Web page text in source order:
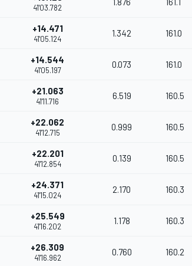
41'03.782
+14.471
41'05.124
1.342 161.0
+14.544
41'05.197
0.073 161.0
+21.063
41'11.716
6.519 160.5
+22.062
41'12.715
0.999 160.5
+22.201
41'12.854
0.139 160.5
+24.371
41'15.024
2.170 160.3
+25.549
41'16.202
1.178 160.3
+26.309
41'16.962
0.760 160.2